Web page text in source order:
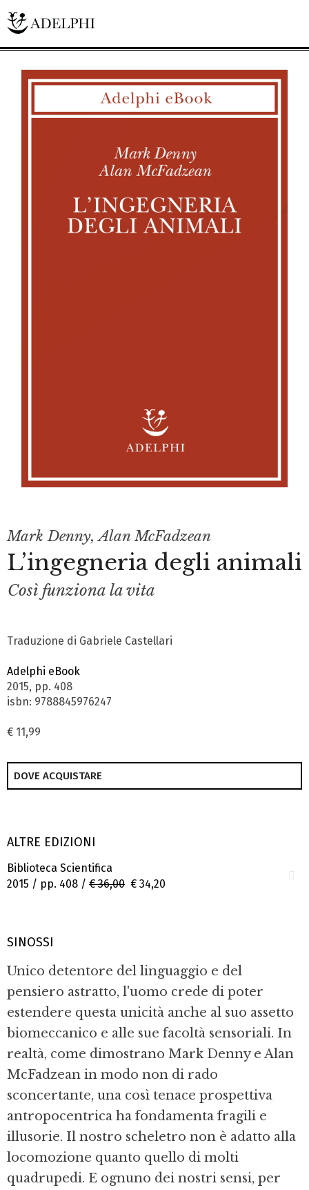
Mark Denny,Alan McFadzean
L’ingegneria degli animali
Così funziona la vita
Traduzione di Gabriele Castellari
Adelphi eBook
2015, pp. 408
isbn: 9788845976247
€ 11,99
DOVE ACQUISTARE
ALTRE EDIZIONI
Biblioteca Scientifica
2015 / pp. 408 / € 36,00 € 34,20
SINOSSI
Unico detentore del linguaggio e del
pensiero astratto, l'uomo crede di poter
estendere questa unicità anche al suo assetto
biomeccanico e alle sue facoltà sensoriali. In
realtà, come dimostrano Mark Denny e Alan
McFadzean in modo non di rado
sconcertante, una così tenace prospettiva
antropocentrica ha fondamenta fragili e
illusorie. Il nostro scheletro non è adatto alla
locomozione quanto quello di molti
quadrupedi. E ognuno dei nostri sensi, per